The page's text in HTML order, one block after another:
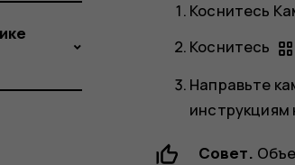
Коснитесь
Коснитесь
Направьте
инструкциям
Совет.